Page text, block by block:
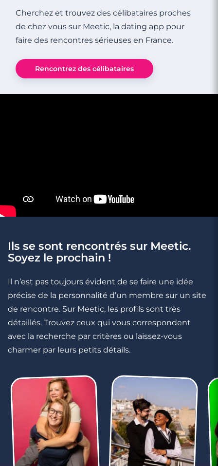
Cherchez et trouvez des célibataires proches
de chez vous sur Meetic, la dating app pour
faire des rencontres sérieuses en France.
Rencontrez des célibataires
Ils se sont rencontrés sur Meetic.
Soyez le prochain !
Il n’est pas toujours évident de se faire une idée
précise de la personnalité d’un membre sur un site
de rencontre. Sur Meetic, les profils sont très
détaillés. Trouvez ceux qui vous correspondent
avec la recherche par critères ou laissez-vous
charmer par leurs petits détails.